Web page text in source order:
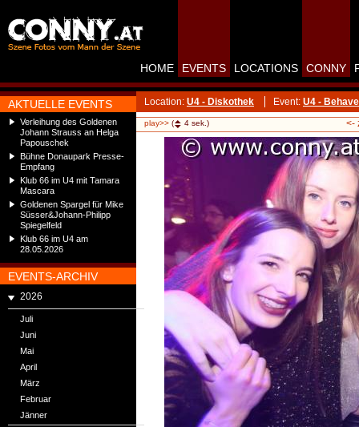
AKTUELLE EVENTS
Verleihung des Goldenen
Johann Strauss an Helga
Papouschek
Bühne Donaupark Presse-
Empfang
Klub 66 im U4 mit Tamara
Mascara
Goldenen Spargel für Mike
Süsser&Johann-Philipp
Spiegelfeld
Klub 66 im U4 am
28.05.2026
EVENTS-ARCHIV
2026
Juli
Juni
Mai
April
März
Februar
Jänner
HOME EVENTS LOCATIONS CONNY
Location: U4 - Diskothek Event: U4 - Behave
play>> ( 4 sek.) <-